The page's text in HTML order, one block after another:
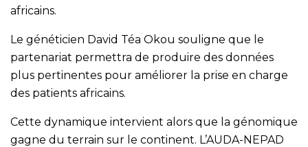
africains.
Le généticien David Téa Okou souligne que le
partenariat permettra de produire des données
plus pertinentes pour améliorer la prise en charge
des patients africains.
Cette dynamique intervient alors que la génomique
gagne du terrain sur le continent. L’AUDA-NEPAD